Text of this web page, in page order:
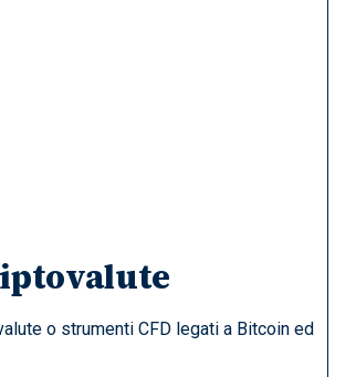
o strumenti CFD legati a Bitcoin ed